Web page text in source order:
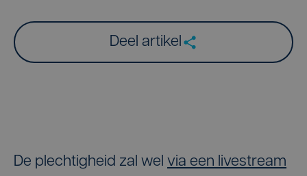
Deel artikel
De plechtigheid zal wel via een livestream